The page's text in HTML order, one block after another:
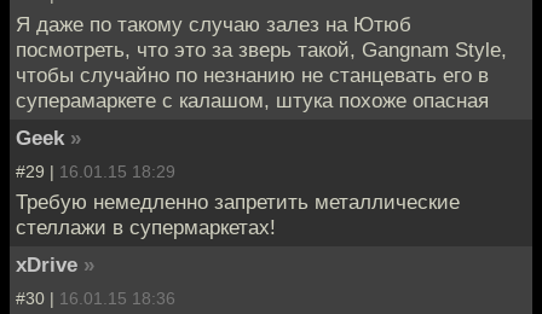
Я даже по такому случаю залез на Ютюб
посмотреть, что это за зверь такой, Gangnam Style,
чтобы случайно по незнанию не станцевать его в
суперамаркете с калашом, штука похоже опасная
Geek »
#29 | 16.01.15 18:29
Требую немедленно запретить металлические
стеллажи в супермаркетах!
xDrive »
#30 | 16.01.15 18:36